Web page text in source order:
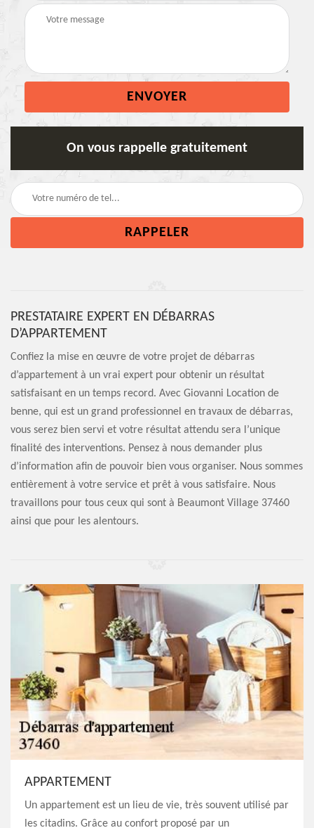
On vous rappelle gratuitement
PRESTATAIRE EXPERT EN DÉBARRAS
D’APPARTEMENT
Confiez la mise en œuvre de votre projet de débarras
d’appartement à un vrai expert pour obtenir un résultat
satisfaisant en un temps record. Avec Giovanni Location de
benne, qui est un grand professionnel en travaux de débarras,
vous serez bien servi et votre résultat attendu sera l’unique
finalité des interventions. Pensez à nous demander plus
d’information afin de pouvoir bien vous organiser. Nous sommes
entièrement à votre service et prêt à vous satisfaire. Nous
travaillons pour tous ceux qui sont à Beaumont Village 37460
ainsi que pour les alentours.
APPARTEMENT
Un appartement est un lieu de vie, très souvent utilisé par
les citadins. Grâce au confort proposé par un